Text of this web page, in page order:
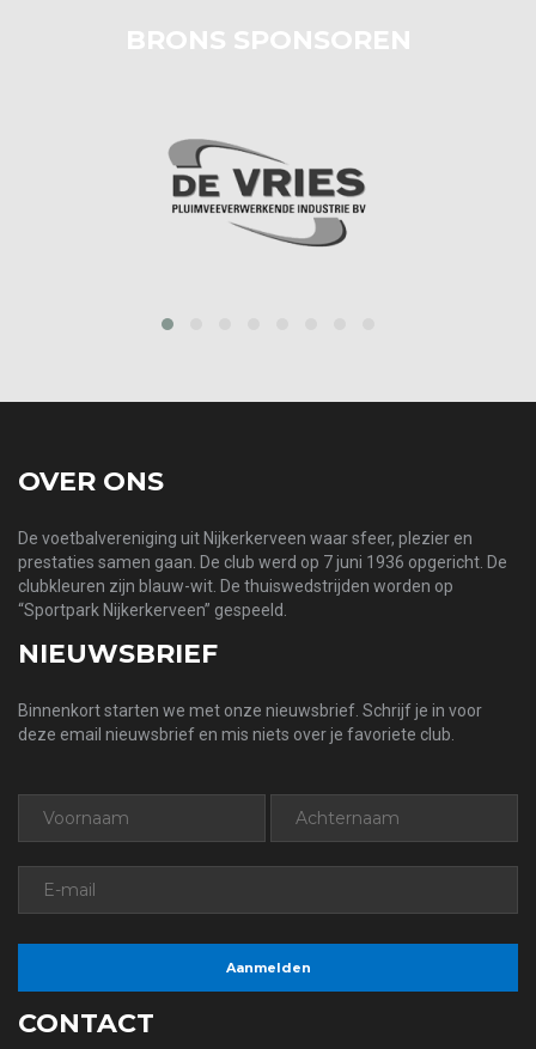
BRONS SPONSOREN
OVER ONS
De voetbalvereniging uit Nijkerkerveen waar sfeer, plezier en
prestaties samen gaan. De club werd op 7 juni 1936 opgericht. De
clubkleuren zijn blauw-wit. De thuiswedstrijden worden op
“Sportpark Nijkerkerveen” gespeeld.
NIEUWSBRIEF
Binnenkort starten we met onze nieuwsbrief. Schrijf je in voor
deze email nieuwsbrief en mis niets over je favoriete club.
CONTACT